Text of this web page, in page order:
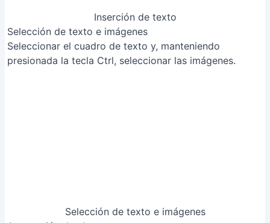
Selección de texto e imágenes
Agrupación de elementos
Hacer clic derecho y seleccionar la opción 'Agrupar'.
agrupamiento parcial o incorrecto.